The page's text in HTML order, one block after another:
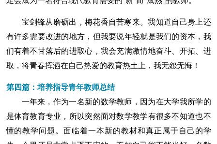
宝剑锋从磨砺出，梅花香自苦寒来。我知道自己身上还
有许多需要改进的地方，但我要说年轻就是我们的资本，我
们有着不甘落后的进取心，我会充满激情地奋斗、开拓、进
取，将青春挥洒在自己热爱的教育热土上，我无怨无悔！
第四篇：培养指导青年教师总结
一年来，作为一名新的数学教师，因为在大学我所学的
是体育教育专业，所以突然面对数学教学有很多不知道也不
懂的教学问题。面临着一本新的教材和真正属于自己的学